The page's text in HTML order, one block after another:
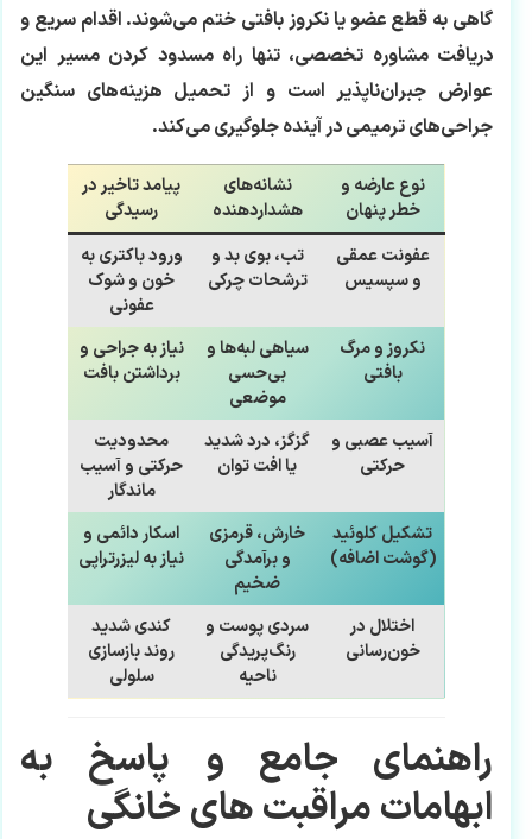
گاهی به قطع عضو یا نکروز بافتی ختم می‌شوند. اقدام سریع و
دریافت مشاوره تخصصی، تنها راه مسدود کردن مسیر این
عوارض جبران‌ناپذیر است و از تحمیل هزینه‌های سنگین
جراحی‌های ترمیمی در آینده جلوگیری می‌کند.
نوع عارضه و
خطر پنهان
نشانه‌های
هشدار‌دهنده
پیامد تاخیر در
رسیدگی
عفونت عمقی
و سپسیس
تب، بوی بد و
ترشحات چرکی
ورود باکتری به
خون و شوک
عفونی
نکروز و مرگ
بافتی
سیاهی لبه‌ها و
بی‌حسی
موضعی
نیاز به جراحی و
برداشتن بافت
آسیب عصبی و
حرکتی
گزگز، درد شدید
یا افت توان
محدودیت
حرکتی و آسیب
ماندگار
تشکیل کلوئید
(گوشت اضافه)
خارش، قرمزی
و برآمدگی
ضخیم
اسکار دائمی و
نیاز به لیزر‌تراپی
اختلال در
خون‌رسانی
سردی پوست و
رنگ‌پریدگی
ناحیه
کندی شدید
روند بازسازی
سلولی
راهنمای جامع و پاسخ به
ابهامات مراقبت‌ های خانگی